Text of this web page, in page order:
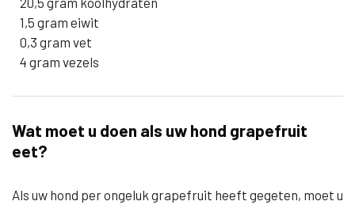
1,5 gram eiwit
0,3 gram vet
4 gram vezels
Wat moet u doen als uw hond grapefruit
eet?
Als uw hond per ongeluk grapefruit heeft gegeten, moet u